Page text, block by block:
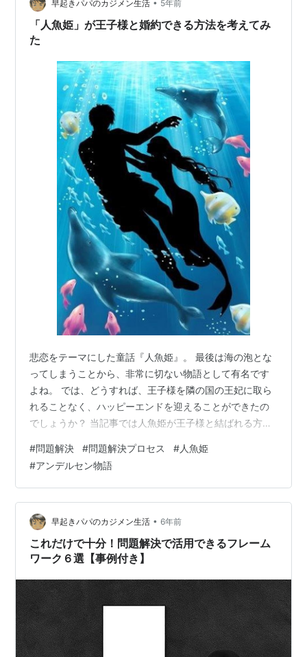
討していきます。 のび太のテストは0点？ のび太はいつ
も0点なのか？ のび太が0点をとるテストの難易度 のび
太が考える「0点を取る理由」…
早起きパパのカジメン生活 • 5年前
「人魚姫」が王子様と婚約できる方法を考えてみ
た
悲恋をテーマにした童話『人魚姫』。 最後は海の泡とな
ってしまうことから、非常に切ない物語として有名です
よね。 では、どうすれば、王子様を隣の国の王妃に取ら
れることなく、ハッピーエンドを迎えることができたの
でしょうか？ 当記事では人魚姫が王子様と結ばれる方法
いの方 ハッピーエンドの物語を描きたい方 ビジネススキ
ルの事例を知りたい方 私は製造業で日々、問題解決に取
り組んでいます。 今回はビジネススキルを使って、人魚
姫に失敗部分を見える化し、王子様への適切なアプロー
チを教授していきます。 当記事では物語のネタばれが含
まれています。 「まだ、読んで…
#問題解決 #問題解決プロセス #人魚姫
#アンデルセン物語
早起きパパのカジメン生活 • 6年前
これだけで十分！問題解決で活用できるフレーム
ワーク６選【事例付き】